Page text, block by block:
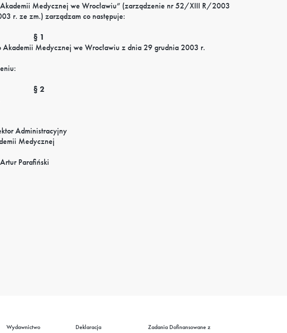
Medycznej we Wrocławiu” (zarządzenie nr 52/XIII R/2003
r. ze zm.) zarządzam co następuje:
§ 1
Medycznej we Wrocławiu z dnia 29 grudnia 2003 r.
§ 2
Administracyjny
Medycznej
Parafiński
Wydawnictwo Deklaracja Zadania Dofinansowane z